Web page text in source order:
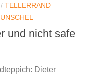
/ TELLERRAND
und nicht safe
Dieter